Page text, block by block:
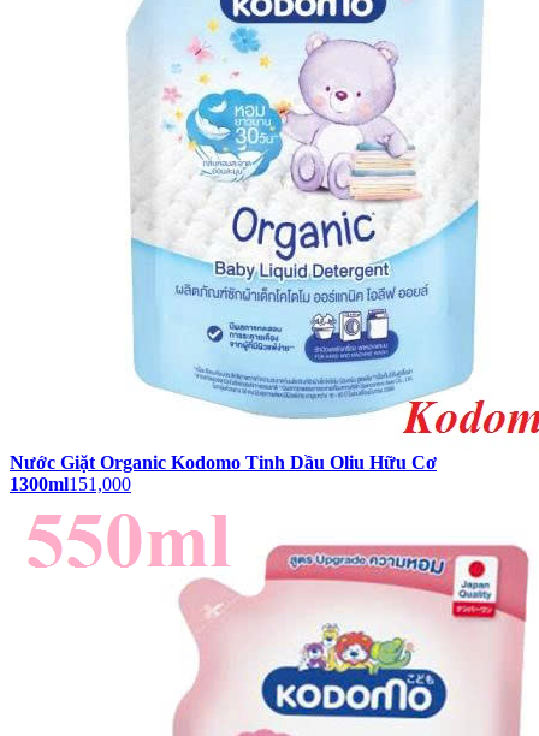
Nước Giặt Organic Kodomo Tinh Dầu Oliu Hữu Cơ
1300ml151,000